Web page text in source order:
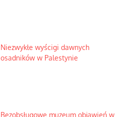
Niezwykłe wyścigi dawnych
osadników w Palestynie
Bezobsługowe muzeum objawień w